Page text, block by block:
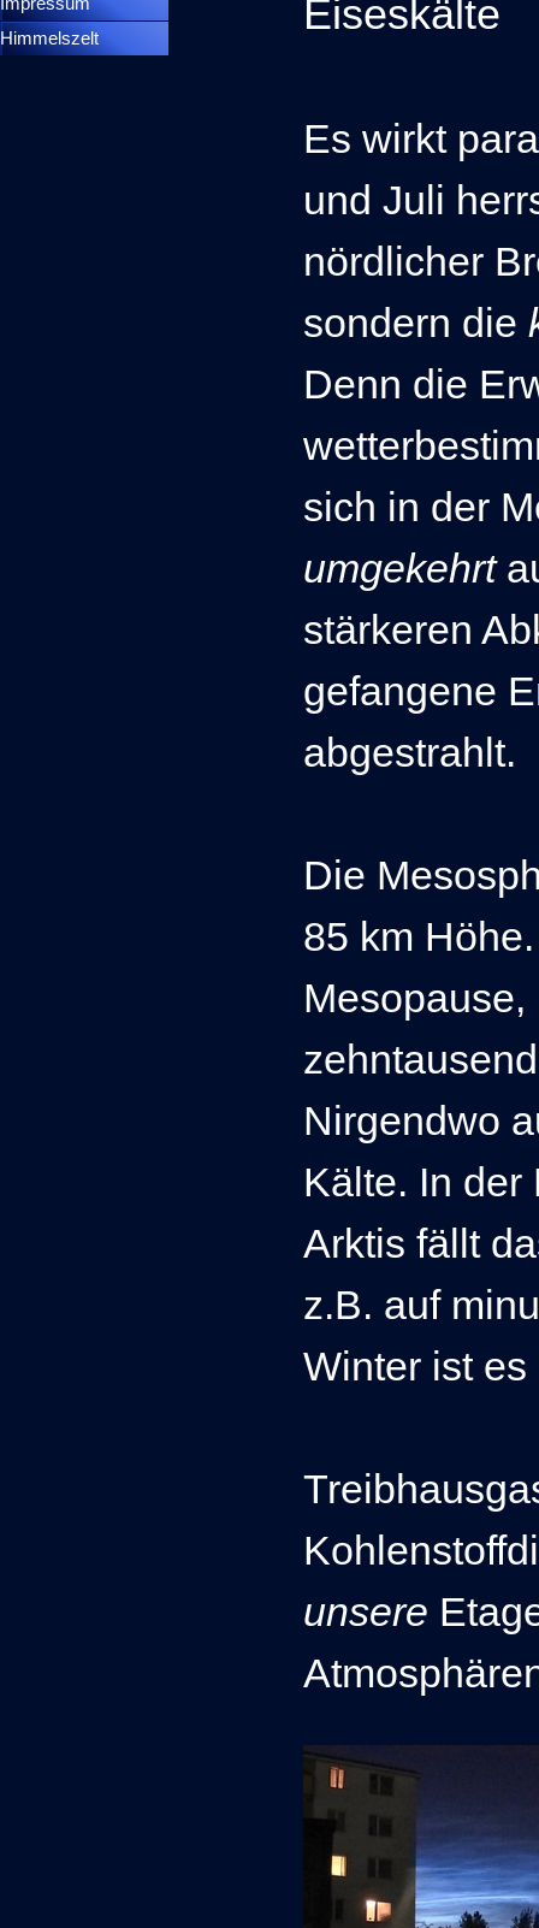
Himmelszelt
Eiseskälte
Es wirkt
und Juli
nördlicher
sondern die
Denn die
sich in der
umgekehrt
stärkeren
gefangene
abgestrahlt.
Die
85 km
Nirgendwo
Kälte. In der
Arktis fällt
z.B. auf
Winter ist
unsere